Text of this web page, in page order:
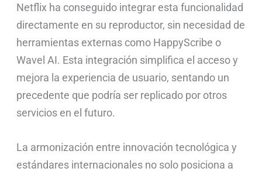
Netflix ha conseguido integrar esta funcionalidad
directamente en su reproductor, sin necesidad de
herramientas externas como HappyScribe o
Wavel AI. Esta integración simplifica el acceso y
mejora la experiencia de usuario, sentando un
precedente que podría ser replicado por otros
servicios en el futuro.
La armonización entre innovación tecnológica y
estándares internacionales no solo posiciona a